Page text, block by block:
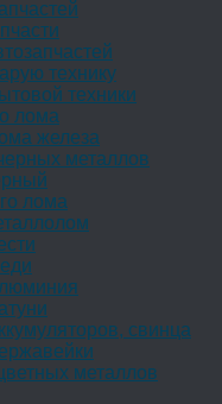
технику
техники
лома
железа
металлов
лома
свинца
металлов